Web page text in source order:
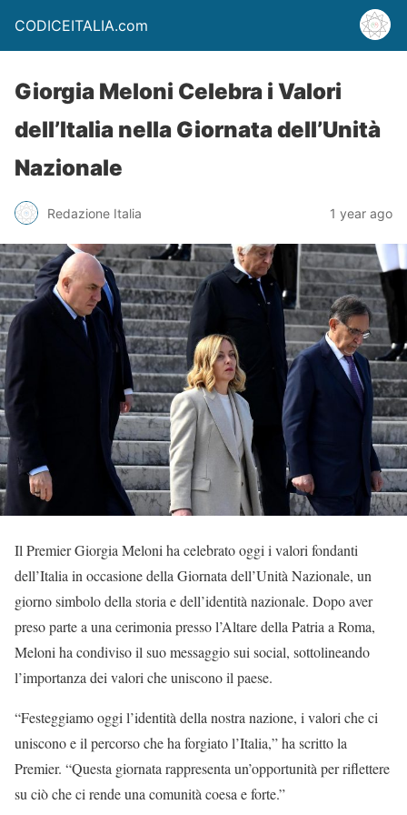
CODICEITALIA.com
Giorgia Meloni Celebra i Valori
dell’Italia nella Giornata dell’Unità
Nazionale
Redazione Italia 1 year ago
Il Premier Giorgia Meloni ha celebrato oggi i valori fondanti
dell’Italia in occasione della Giornata dell’Unità Nazionale, un
giorno simbolo della storia e dell’identità nazionale. Dopo aver
preso parte a una cerimonia presso l’Altare della Patria a Roma,
Meloni ha condiviso il suo messaggio sui social, sottolineando
l’importanza dei valori che uniscono il paese.
“Festeggiamo oggi l’identità della nostra nazione, i valori che ci
uniscono e il percorso che ha forgiato l’Italia,” ha scritto la
Premier. “Questa giornata rappresenta un’opportunità per riflettere
su ciò che ci rende una comunità coesa e forte.”